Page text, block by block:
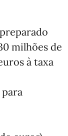
milhões de
à taxa